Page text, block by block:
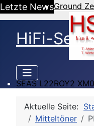
Letzte NewsGround
SEAS L22ROY2
HiFi-
Aktuelle Seite:
Mitteltöner